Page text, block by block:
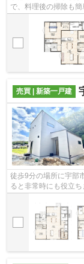
で、料理後の掃除も
心して暮らすことが
売買 | 新築一戸建
徒歩9分の場所に宇部
ると非常時にも役立
ませんか。物件の向